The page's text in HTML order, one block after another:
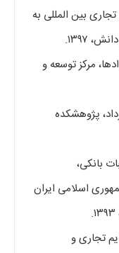
بین المللی به
۱۳۹۷.
مرکز توسعه و
پژوهشکده
بانکی،
اسلامی ایران
تجاری و